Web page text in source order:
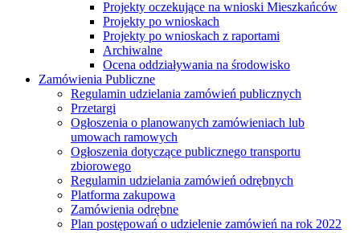
Projekty oczekujące na wnioski Mieszkańców
Projekty po wnioskach
Projekty po wnioskach z raportami
Archiwalne
Ocena oddziaływania na środowisko
Zamówienia Publiczne
Regulamin udzielania zamówień publicznych
Przetargi
Ogłoszenia o planowanych zamówieniach lub
umowach ramowych
Ogłoszenia dotyczące publicznego transportu
zbiorowego
Regulamin udzielania zamówień odrębnych
Platforma zakupowa
Zamówienia odrębne
Plan postępowań o udzielenie zamówień na rok 2022